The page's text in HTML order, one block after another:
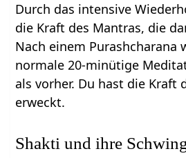
Durch das intensive
die Kraft des Mantras, die
Nach einem Purashcharana
normale 20-minütige
als vorher. Du hast die Kraft
erweckt.
Shakti und ihre